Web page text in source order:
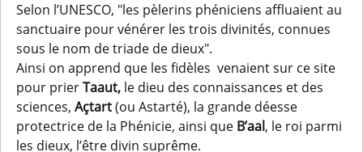
Selon l’UNESCO, "les pèlerins phéniciens affluaient au
sanctuaire pour vénérer les trois divinités, connues
sous le nom de triade de dieux".
Ainsi on apprend que les fidèles venaient sur ce site
pour prierTaaut, le dieu des connaissances et des
sciences,Açtart(ou Astarté), la grande déesse
protectrice de la Phénicie, ainsi que B’aal, le roi parmi
les dieux, l’être divin suprême.